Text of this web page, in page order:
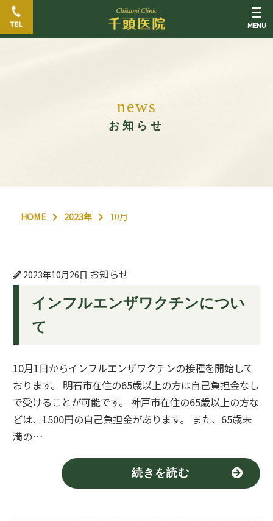
news
お知らせ
HOME 2023年 10月
2023年10月26日 お知らせ
インフルエンザワクチンについ
て
10月1日からインフルエンザワクチンの接種を開始して
おります。 明石市在住の65歳以上の方は自己負担金なし
で受けることが可能です。 神戸市在住の65歳以上の方な
どは、1500円の自己負担金があります。 また、65歳未
満の…
続きを読む